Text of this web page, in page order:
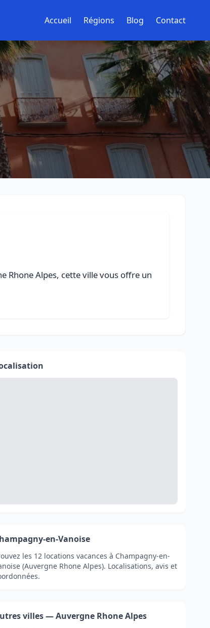
Accueil Régions Blog Contact
Rhone Alpes, cette ville vous offre un
en-Vanoise
les 12 locations vacances à Champagny-en-
(Auvergne Rhone Alpes). Localisations, avis et
villes — Auvergne Rhone Alpes